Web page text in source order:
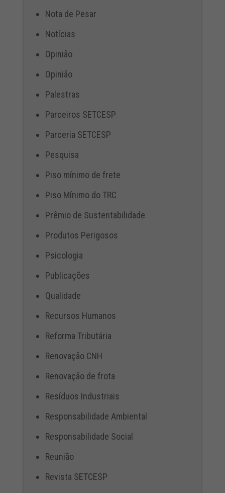
Nota de Pesar
Notícias
Opinião
Opinião
Palestras
Parceiros SETCESP
Parceria SETCESP
Pesquisa
Piso mínimo de frete
Piso Mínimo do TRC
Prêmio de Sustentabilidade
Produtos Perigosos
Psicologia
Publicações
Qualidade
Recursos Humanos
Reforma Tributária
Renovação CNH
Renovação de frota
Resíduos Industriais
Responsabilidade Ambiental
Responsabilidade Social
Reunião
Revista SETCESP